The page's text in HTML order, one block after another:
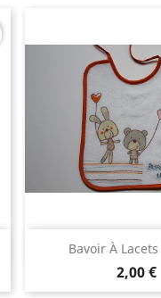
Bavoir À
2,00 €
Aperçu